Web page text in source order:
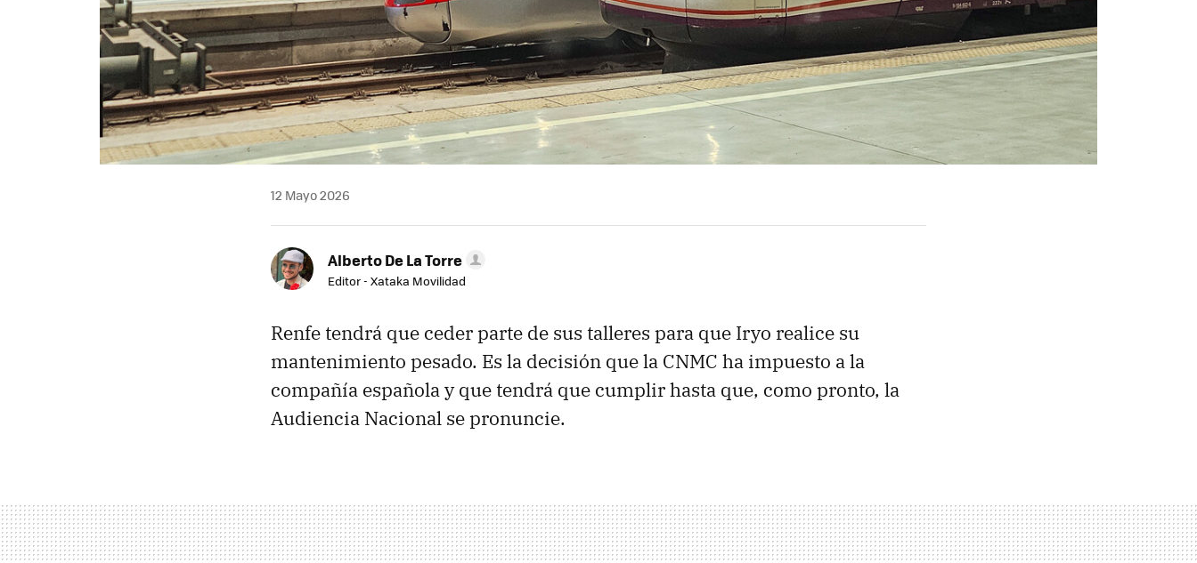
12 Mayo 2026
Alberto De La Torre
Editor - Xataka Movilidad
Renfe tendrá que ceder parte de sus talleres para que Iryo realice su
mantenimiento pesado. Es la decisión que la CNMC ha impuesto a la
compañía española y que tendrá que cumplir hasta que, como pronto, la
Audiencia Nacional se pronuncie.